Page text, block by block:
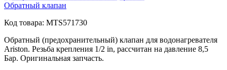
Обратный клапан
Код товара: MTS571730
Обратный (предохранительный) клапан для водонагревателя
Ariston. Резьба крепления 1/2 in, рассчитан на давление 8,5
Бар. Оригинальная запчасть.